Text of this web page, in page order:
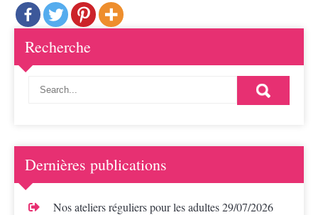
Recherche
Dernières publications
Nos ateliers réguliers pour les adultes29/07/2026